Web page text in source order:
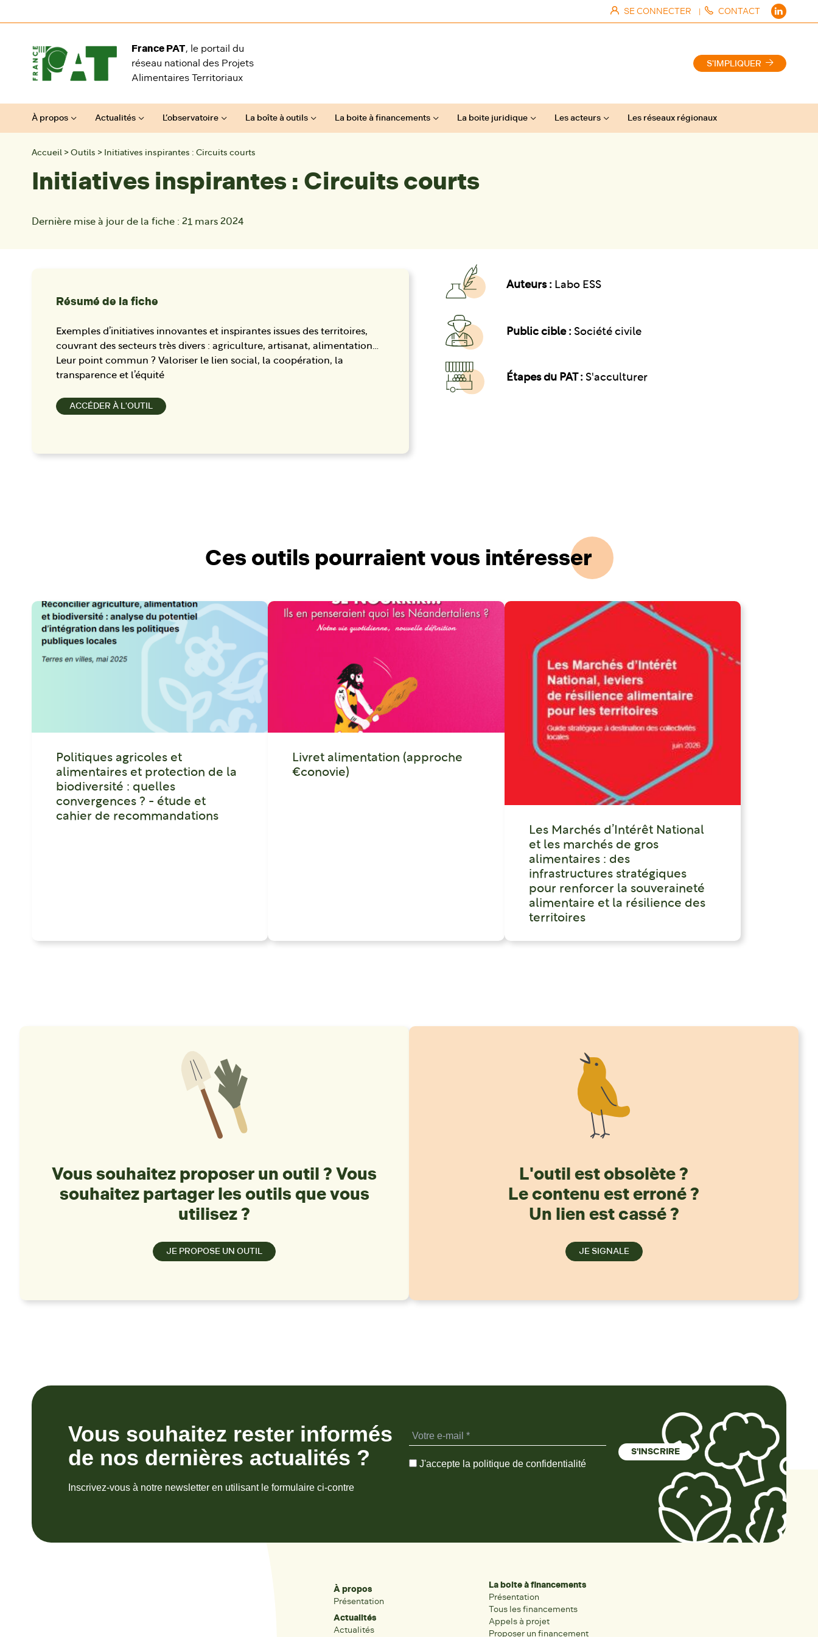
SE CONNECTER | CONTACT
France PAT, le portail du
réseau national des Projets
Alimentaires Territoriaux
S'IMPLIQUER
À propos Actualités L’observatoire La boîte à outils La boite à financements La boite juridique Les acteurs Les réseaux régionaux
Accueil > Outils > Initiatives inspirantes : Circuits courts
Initiatives inspirantes : Circuits courts
Dernière mise à jour de la fiche : 21 mars 2024
Résumé de la fiche
Exemples d’initiatives innovantes et inspirantes issues des territoires,
couvrant des secteurs très divers : agriculture, artisanat, alimentation…
Leur point commun ? Valoriser le lien social, la coopération, la
transparence et l’équité
ACCÉDER À L'OUTIL
Auteurs : Labo ESS
Public cible : Société civile
Étapes du PAT : S'acculturer
Ces outils pourraient vous intéresser
Politiques agricoles et
alimentaires et protection de la
biodiversité : quelles
convergences ? - étude et
cahier de recommandations
Livret alimentation (approche
€conovie)
Les Marchés d’Intérêt National
et les marchés de gros
alimentaires : des
infrastructures stratégiques
pour renforcer la souveraineté
alimentaire et la résilience des
territoires
Vous souhaitez proposer un outil ? Vous
souhaitez partager les outils que vous
utilisez ?
JE PROPOSE UN OUTIL
L'outil est obsolète ?
Le contenu est erroné ?
Un lien est cassé ?
JE SIGNALE
Vous souhaitez rester informés
de nos dernières actualités ?
Inscrivez-vous à notre newsletter en utilisant le formulaire ci-contre
J'accepte la politique de confidentialité
À propos
Présentation
Actualités
Actualités
La boite à financements
Présentation
Tous les financements
Appels à projet
Proposer un financement